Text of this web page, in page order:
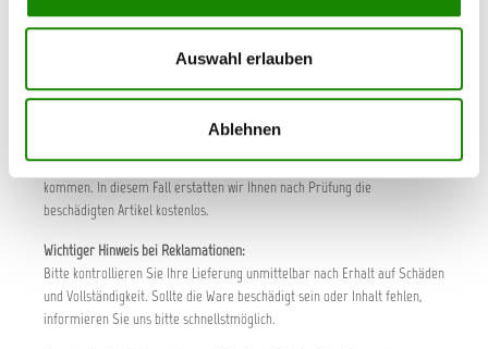
Auswahl erlauben
Ablehnen
*alle genannten Preise inkl. gesetzl. MwSt.
WICHTIGER HINWEIS
Trotz aller Sorgfalt kann es bei der Lieferung zu Schäden beim Transport
kommen. In diesem Fall erstatten wir Ihnen nach Prüfung die
beschädigten Artikel kostenlos.
Wichtiger Hinweis bei Reklamationen:
Bitte kontrollieren Sie Ihre Lieferung unmittelbar nach Erhalt auf Schäden
und Vollständigkeit. Sollte die Ware beschädigt sein oder Inhalt fehlen,
informieren Sie uns bitte schnellstmöglich.